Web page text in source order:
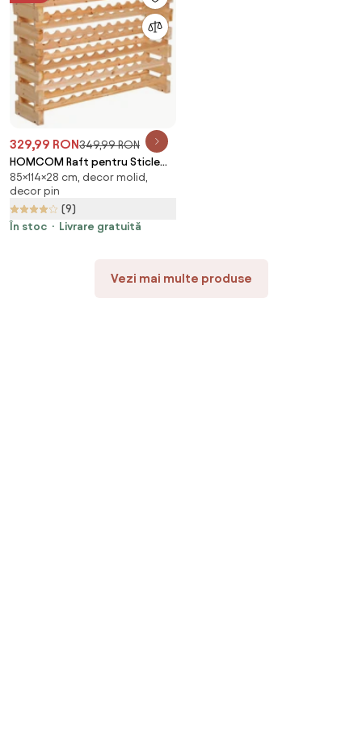
329,99 RON349,99 RON
HOMCOM Raft pentru Sticle
din Lemn de Brad cu 6 Rafturi
pentru 72 de Sticle, 114x28x85
cm, Lemn Natural | Aosom
Romania
85×114×28 cm, decor molid,
decor pin
(9)
În stoc
Livrare gratuită
Vezi mai multe produse